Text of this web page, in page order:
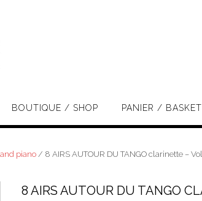
BOUTIQUE / SHOP PANIER / BASKET
piano/ 8 AIRS AUTOUR DU TANGO clarinette –
8 AIRS AUTOUR DU TANGO